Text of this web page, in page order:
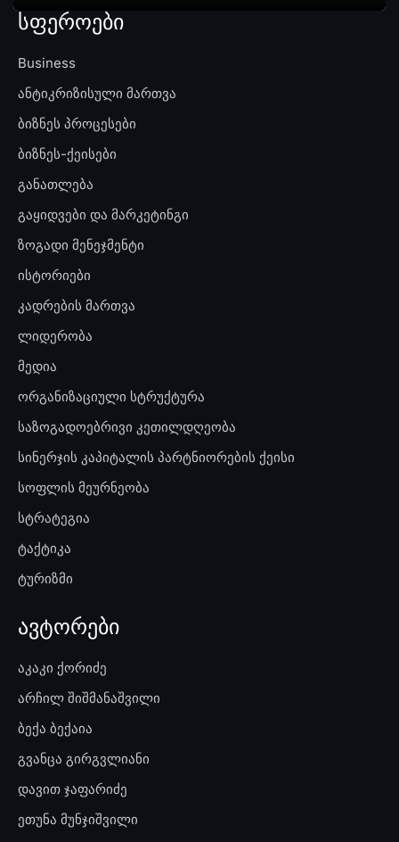
სფეროები
Business
ანტიკრიზისული მართვა
ბიზნეს პროცესები
ბიზნეს-ქეისები
განათლება
გაყიდვები და მარკეტინგი
ზოგადი მენეჯმენტი
ისტორიები
კადრების მართვა
ლიდერობა
მედია
ორგანიზაციული სტრუქტურა
საზოგადოებრივი კეთილდღეობა
სინერჯის კაპიტალის პარტნიორების ქეისი
სოფლის მეურნეობა
სტრატეგია
ტაქტიკა
ტურიზმი
ავტორები
აკაკი ქორიძე
არჩილ შიშმანაშვილი
ბექა ბექაია
გვანცა გირგვლიანი
დავით ჯაფარიძე
ეთუნა მუნჯიშვილი